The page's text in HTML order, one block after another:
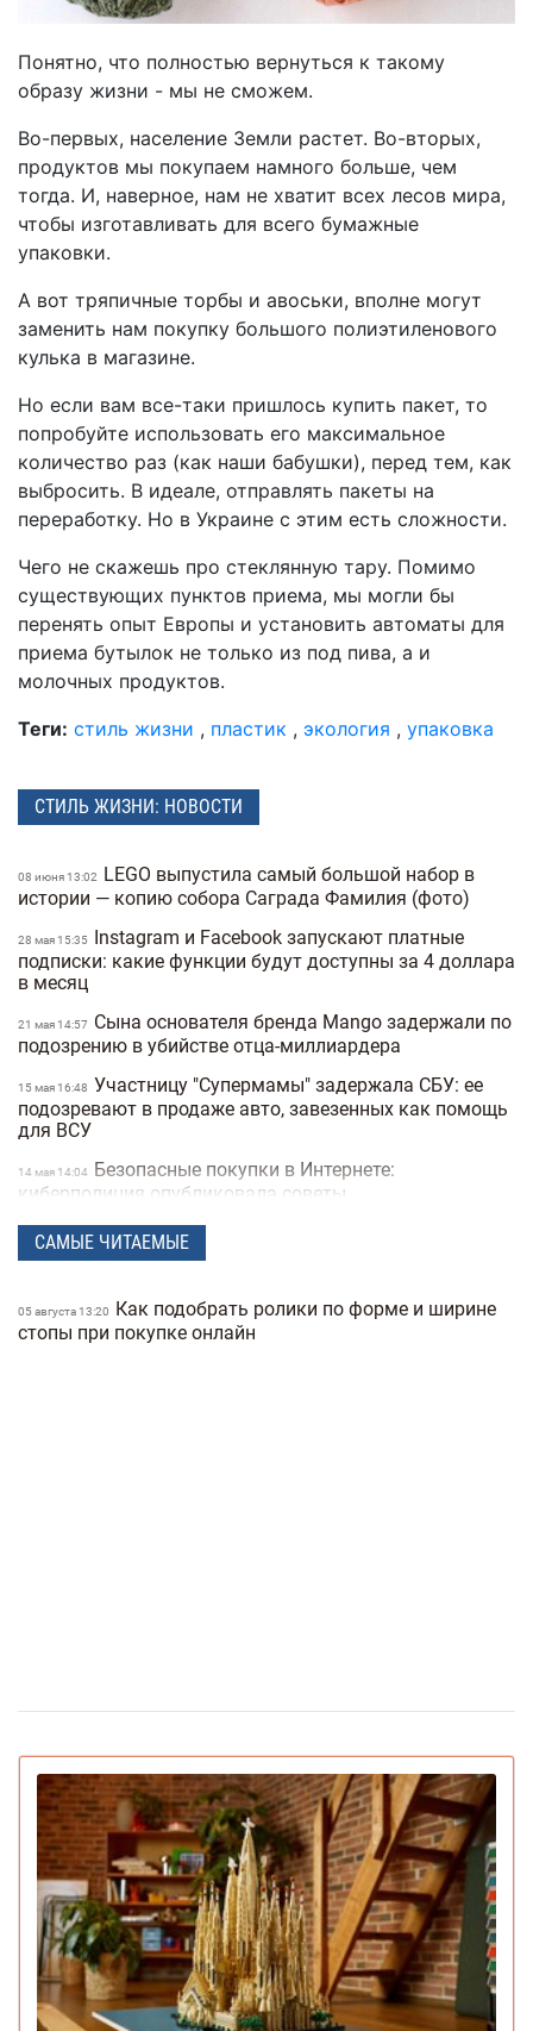
Понятно, что полностью вернуться к такому
образу жизни - мы не сможем.
Во-первых, население Земли растет. Во-вторых,
продуктов мы покупаем намного больше, чем
тогда. И, наверное, нам не хватит всех лесов мира,
чтобы изготавливать для всего бумажные
упаковки.
А вот тряпичные торбы и авоськи, вполне могут
заменить нам покупку большого полиэтиленового
кулька в магазине.
Но если вам все-таки пришлось купить пакет, то
попробуйте использовать его максимальное
количество раз (как наши бабушки), перед тем, как
выбросить. В идеале, отправлять пакеты на
переработку. Но в Украине с этим есть сложности.
Чего не скажешь про стеклянную тару. Помимо
существующих пунктов приема, мы могли бы
перенять опыт Европы и установить автоматы для
приема бутылок не только из под пива, а и
молочных продуктов.
Теги: стиль жизни , пластик , экология , упаковка
СТИЛЬ ЖИЗНИ: НОВОСТИ
08 июня 13:02
LEGO выпустила самый большой набор в
истории — копию собора Саграда Фамилия (фото)
28 мая 15:35 Instagram и Facebook запускают платные
подписки: какие функции будут доступны за 4 доллара
в месяц
21 мая 14:57
Сына основателя бренда Mango задержали по
подозрению в убийстве отца-миллиардера
15 мая 16:48 Участницу "Супермамы" задержала СБУ: ее
подозревают в продаже авто, завезенных как помощь
для ВСУ
14 мая 14:04 Безопасные покупки в Интернете:
киберполиция опубликовала советы
28 апреля 16:14 Украинец побил мировой рекорд: сотрудник
морга сделал 230 татуировок костей и стал "живым
24 марта 14:40 Мужчины влюбляются быстрее, а женщины
— сильнее: исследование Biology of Sex Differences
15 умирающих профессий, которым грозит
16 декабря 16:22 Pantone назвал главный цвет 2026 года:
символизирует спокойствие (видео)
10 декабря 17:33
Pornhub подвел итоги года: Украина в
топ-20 по просмотрам
04 декабря 15:38 YouTube объявил итоги 2025 года: лучший
блогер, подкаст, самая популярная тема и музыка
03 декабря 13:59 Ботокс стал самой популярной процедурой
среднего класса и создал тренд на «однородные лица»
САМЫЕ ЧИТАЕМЫЕ
05 августа 13:20
Как подобрать ролики по форме и ширине
стопы при покупке онлайн